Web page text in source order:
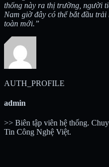
thống này ra thị trường, người
Nam giờ đây có thể bắt đầu
toàn mới.”
AUTH_PROFILE
admin
>> Biên tập viên hệ thống.
Tin Công Nghệ Việt.